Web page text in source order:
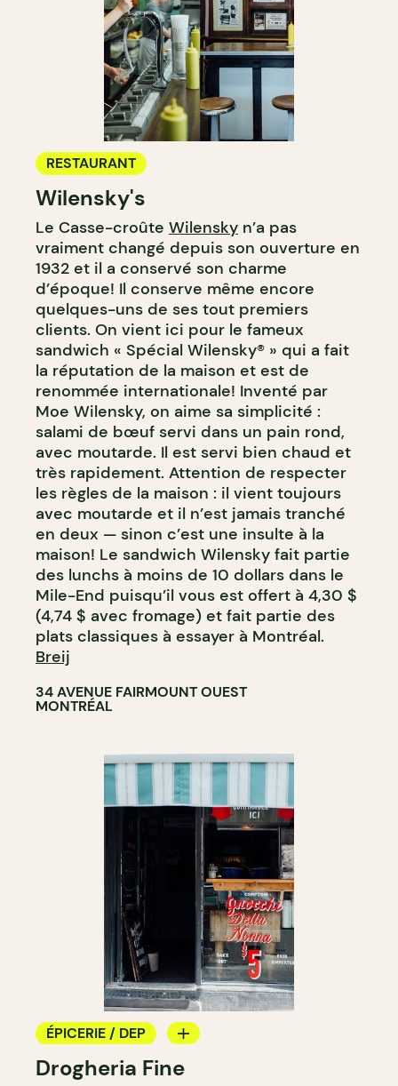
RESTAURANT
Wilensky's
Le Casse-croûte Wilensky n’a pas
vraiment changé depuis son ouverture en
1932 et il a conservé son charme
d’époque! Il conserve même encore
quelques-uns de ses tout premiers
clients. On vient ici pour le fameux
sandwich « Spécial Wilensky® » qui a fait
la réputation de la maison et est de
renommée internationale! Inventé par
Moe Wilensky, on aime sa simplicité :
salami de bœuf servi dans un pain rond,
avec moutarde. Il est servi bien chaud et
très rapidement. Attention de respecter
les règles de la maison : il vient toujours
avec moutarde et il n’est jamais tranché
en deux — sinon c’est une insulte à la
maison! Le sandwich Wilensky fait partie
des lunchs à moins de 10 dollars dans le
Mile-End puisqu’il vous est offert à 4,30 $
(4,74 $ avec fromage) et fait partie des
plats classiques à essayer à Montréal.
Breij
34 AVENUE FAIRMOUNT OUEST
MONTRÉAL
ÉPICERIE / DEP
COMPTOIR
Drogheria Fine